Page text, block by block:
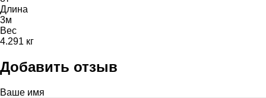
Длина
3м
Вес
4.291 кг
Добавить отзыв
Ваше имя